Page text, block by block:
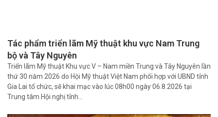
Tác phẩm triển lãm Mỹ thuật khu vực Nam Trung
bộ và Tây Nguyên
Triển lãm Mỹ thuật Khu vực V – Nam miền Trung và Tây Nguyên lần
thứ 30 năm 2026 do Hội Mỹ thuật Việt Nam phối hợp với UBND tỉnh
Gia Lai tổ chức, sẽ khai mạc vào lúc 08h00 ngày 06.8.2026 tại
Trung tâm Hội nghị tỉnh…